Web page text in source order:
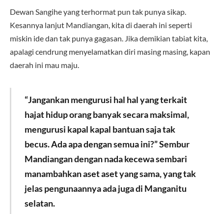
Dewan Sangihe yang terhormat pun tak punya sikap.
Kesannya lanjut Mandiangan, kita di daerah ini seperti
miskin ide dan tak punya gagasan. Jika demikian tabiat kita,
apalagi cendrung menyelamatkan diri masing masing, kapan
daerah ini mau maju.
“Jangankan mengurusi hal hal yang terkait
hajat hidup orang banyak secara maksimal,
mengurusi kapal kapal bantuan saja tak
becus. Ada apa dengan semua ini?” Sembur
Mandiangan dengan nada kecewa sembari
manambahkan aset aset yang sama, yang tak
jelas pengunaannya ada juga di Manganitu
selatan.